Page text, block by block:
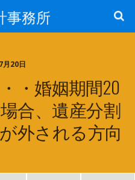
事務所
月20日
・婚姻期間20
合、遺産分割
外される方向